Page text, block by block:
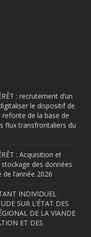
: recrutement d’un
le dispositif de
de la base de
flux transfrontaliers du
: Acquisition et
des données
l’année 2026
INDIVIDUEL
SUR L’ÉTAT DES
DE LA VIANDE
ET DES